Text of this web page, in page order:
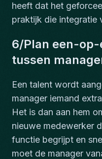
heeft dat het
praktijk die integratie
6/Plan een-
tussen
Een talent wordt
manager iemand
Het is dan aan hem
nieuwe medewerker
functie begrijpt en
moet de manager